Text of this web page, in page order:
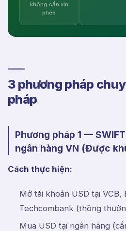
không cần xin
phép
3 phương pháp
pháp
Phương pháp 1 —
ngân hàng VN (Được
Cách thực hiện:
Mở tài khoản USD tại VCB,
Techcombank (thông
Mua USD tại ngân hàng